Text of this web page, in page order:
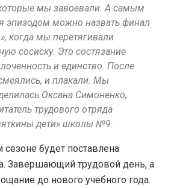
мы завоевали. А самым
можно назвать финал
когда мы перетягивали
сосиску. Это состязание
и единство. После
и плакали. Мы
Оксана Симоненко,
трудового отряда
дети» школы №9.
будет поставлена
Завершающий трудовой день, а
до нового учебного года.